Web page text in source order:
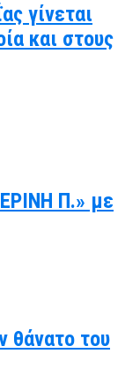
γίνεται
και στους
Π.» με
θάνατο του